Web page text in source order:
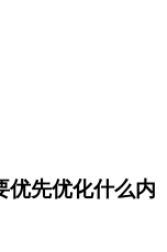
优先优化什么内